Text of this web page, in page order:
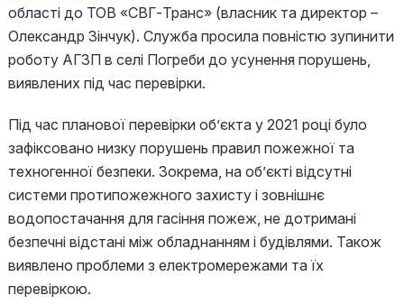
області до ТОВ «СВГ-Транс» (власник та директор –
Олександр Зінчук). Служба просила повністю зупинити
роботу АГЗП в селі Погреби до усунення порушень,
виявлених під час перевірки.
Під час планової перевірки об’єкта у 2021 році було
зафіксовано низку порушень правил пожежної та
техногенної безпеки. Зокрема, на об’єкті відсутні
системи протипожежного захисту і зовнішнє
водопостачання для гасіння пожеж, не дотримані
безпечні відстані між обладнанням і будівлями. Також
виявлено проблеми з електромережами та їх
перевіркою.